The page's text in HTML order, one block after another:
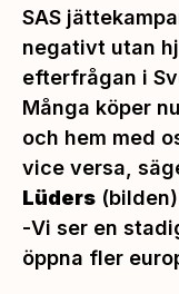
SAS
negativt utan
efterfrågan i
Många köper
och hem med
vice versa ,
Lüders
-Vi ser en
öppna fler